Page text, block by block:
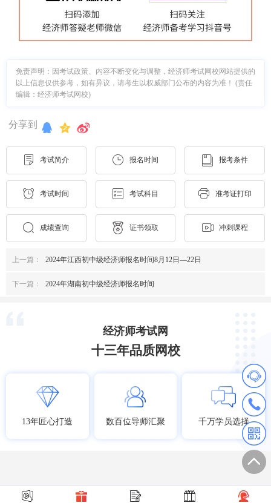
免责声明：因考试政策、内容不断变化与调整，经济师考试网校网站提供的
以上信息仅供参考，如有异议，请考生以权威部门公布的内容为准！ (责任
编辑：经济师考试网校)
分享到
考试简介 报名时间 报考条件
考试时间 考试科目 准考证打印
成绩查询 证书领取 冲刺课程
上一篇： 2024年江西初中级经济师报名时间8月12日—22日
下一篇： 2024年湖南初中级经济师报名时间
经济师考试网
十三年品质网校
13年匠心打造 数百位导师汇聚 千万学员选择